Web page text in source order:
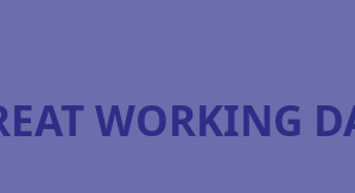
WORKING